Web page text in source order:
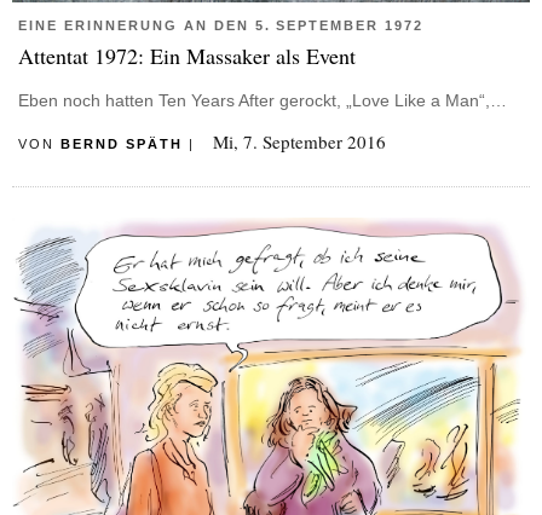
EINE ERINNERUNG AN DEN 5. SEPTEMBER 1972
Attentat 1972: Ein Massaker als Event
Eben noch hatten Ten Years After gerockt, „Love Like a Man“,…
VON BERND SPÄTH | Mi, 7. September 2016